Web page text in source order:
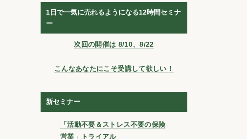
1日で一気に売れるようになる12時間セミナ
ー
次回の開催は 8/10、8/22
こんなあなたにこそ受講して欲しい！
新セミナー
「活動不要＆ストレス不要の保険
営業」トライアル